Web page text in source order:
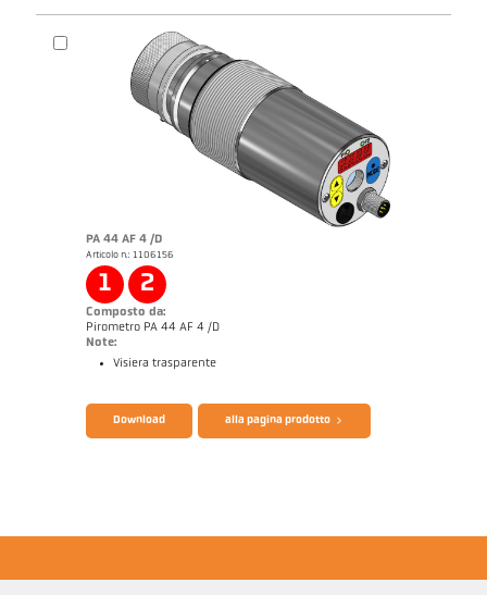
PA 44 AF 4 /D
Articolo n.: 1106156
1 2
Composto da:
Pirometro PA 44 AF 4 /D
Note:
Visiera trasparente
Catalogo CellaTemp PA
Download alla pagina prodotto